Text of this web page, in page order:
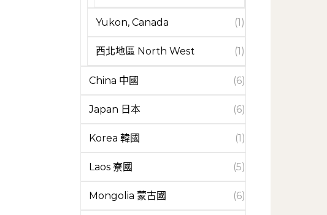
Yukon, Canada (1)
西北地區 North West (1)
China 中國 (6)
Japan 日本 (6)
Korea 韓國 (1)
Laos 寮國 (5)
Mongolia 蒙古國 (6)